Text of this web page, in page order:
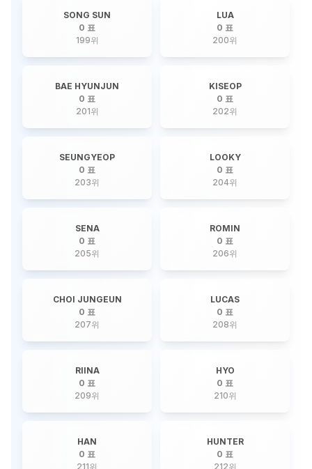
SONG SUN
0 표
199위
LUA
0 표
200위
BAE HYUNJUN
0 표
201위
KISEOP
0 표
202위
SEUNGYEOP
0 표
203위
LOOKY
0 표
204위
SENA
0 표
205위
ROMIN
0 표
206위
CHOI JUNGEUN
0 표
207위
LUCAS
0 표
208위
RIINA
0 표
209위
HYO
0 표
210위
HAN
0 표
211위
HUNTER
0 표
212위